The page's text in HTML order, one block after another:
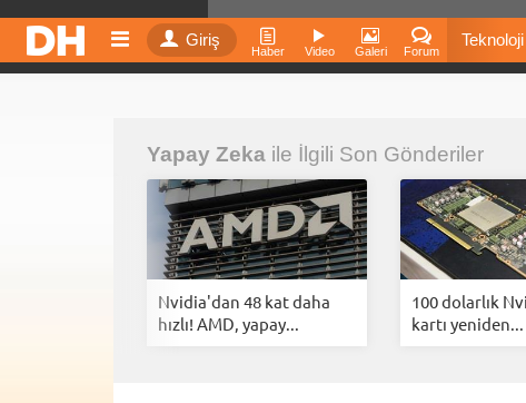
Giriş
Haber Video Galeri Forum
Teknoloji
Fiyatları
Yapay Zeka ile İlgili Son Gönderiler
Nvidia'dan 48 kat daha
hızlı! AMD, yapay...
100 dolarlık
kartı yeniden...